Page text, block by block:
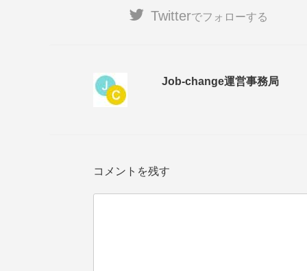
Twitterでフォローする
Job-change運営事務局
コメントを残す